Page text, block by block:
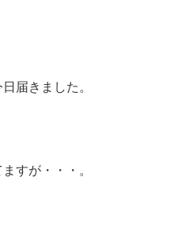
届きました。
すが・・・。